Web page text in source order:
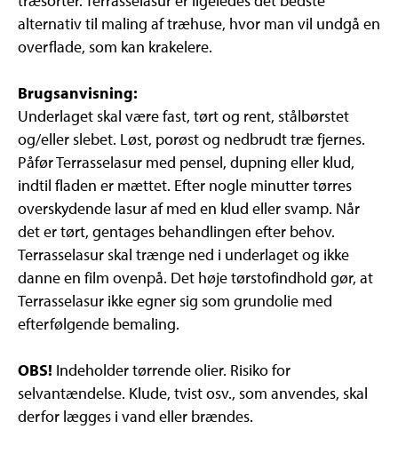
alternativ til maling af træhuse, hvor man vil undgå en
overflade, som kan krakelere.
Brugsanvisning:
Underlaget skal være fast, tørt og rent, stålbørstet
og/eller slebet. Løst, porøst og nedbrudt træ fjernes.
Påfør Terrasselasur med pensel, dupning eller klud,
indtil fladen er mættet. Efter nogle minutter tørres
overskydende lasur af med en klud eller svamp. Når
det er tørt, gentages behandlingen efter behov.
Terrasselasur skal trænge ned i underlaget og ikke
danne en film ovenpå. Det høje tørstofindhold gør, at
Terrasselasur ikke egner sig som grundolie med
efterfølgende bemaling.
OBS! Indeholder tørrende olier. Risiko for
selvantændelse. Klude, tvist osv., som anvendes, skal
derfor lægges i vand eller brændes.